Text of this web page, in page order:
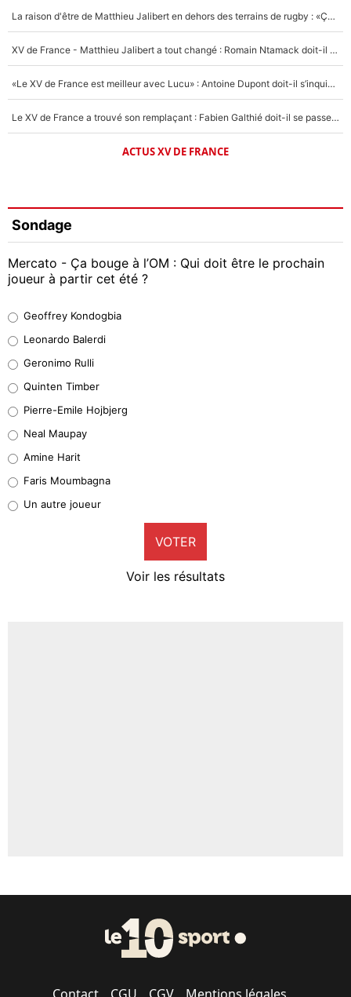
La raison d'être de Matthieu Jalibert en dehors des terrains de rugby : «Ça m'atteint autant que si tu touches à un membre de ma famille»
XV de France - Matthieu Jalibert a tout changé : Romain Ntamack doit-il s’inquiéter pour sa place à un an de la Coupe du monde ?
«Le XV de France est meilleur avec Lucu» : Antoine Dupont doit-il s’inquiéter pour sa place ?
Le XV de France a trouvé son remplaçant : Fabien Galthié doit-il se passer d'Antoine Dupont ?
ACTUS XV DE FRANCE
Sondage
Mercato - Ça bouge à l’OM : Qui doit être le prochain
joueur à partir cet été ?
38%
32%
5%
1%
9%
Geoffrey Kondogbia
Leonardo Balerdi
Geronimo Rulli
Quinten Timber
Pierre-Emile Hojbjerg
Neal Maupay
Amine Harit
Faris Moumbagna
Un autre joueur
VOTER
Voir les résultats